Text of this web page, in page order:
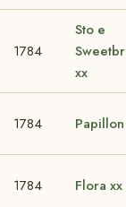
1784
Sto e
xx
1784
1784 Flora xx